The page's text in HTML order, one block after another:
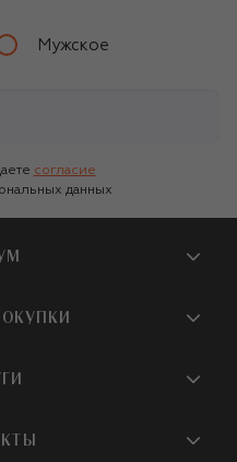
Мужское
согласие
данных
ЦУМ